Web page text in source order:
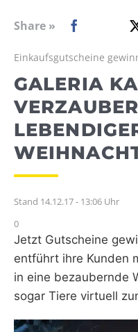
WEBRADIO
Share »
Einkaufsgutscheine
GALERIA
Stand 14.12.17 - 13:06 Uhr
0
Jetzt Gutscheine
entführt ihre Kunden
in eine bezaubernde
sogar Tiere virtuell